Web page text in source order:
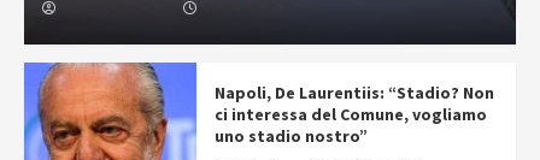
Napoli, De Laurentiis: “Stadio? Non
ci interessa del Comune, vogliamo
uno stadio nostro”